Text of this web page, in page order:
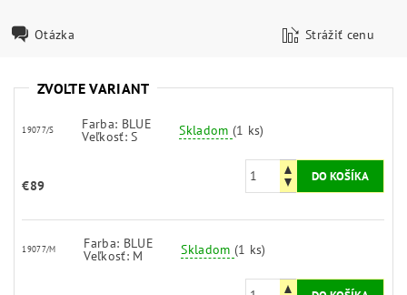
Otázka Strážiť cenu
ZVOĽTE VARIANT
19077/S Farba: BLUE
Veľkosť: S Skladom (1 ks)
€89
19077/M Farba: BLUE
Veľkosť: M Skladom (1 ks)